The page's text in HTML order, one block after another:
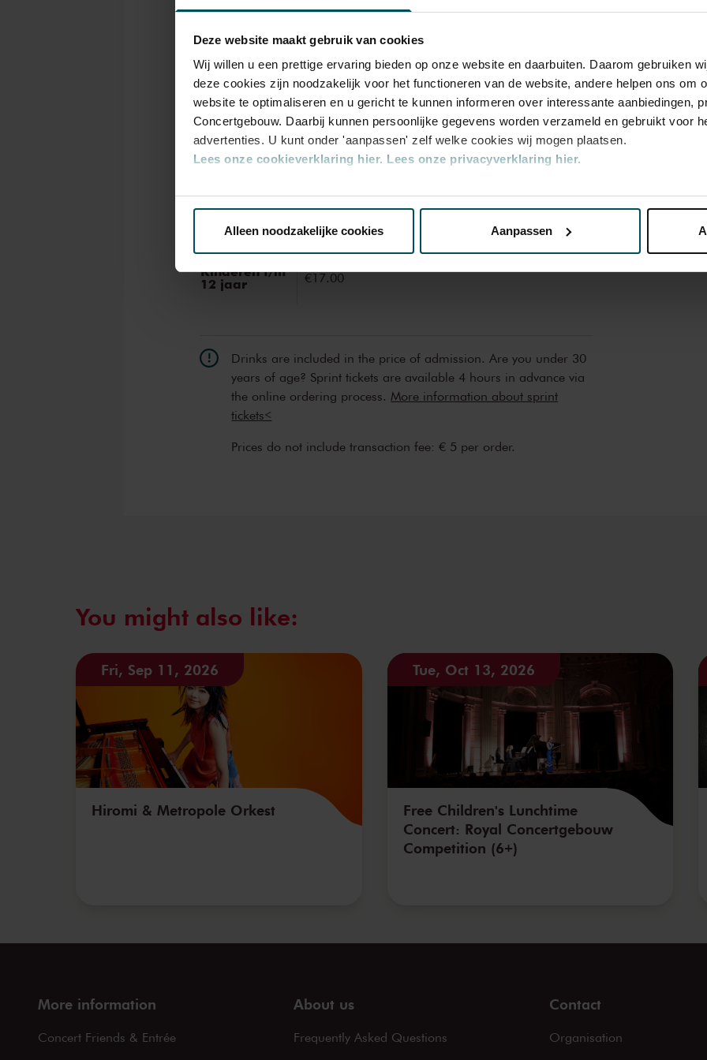
Deze website maakt gebruik van cookies
Wij willen u een prettige ervaring bieden op onze website en daarbuiten. Daarom gebruiken
deze cookies zijn noodzakelijk voor het functioneren van de website, andere helpen ons om
website te optimaliseren en u gericht te kunnen informeren over interessante aanbiedingen,
Concertgebouw. Daarbij kunnen persoonlijke gegevens worden verzameld en gebruikt voor
advertenties. U kunt onder 'aanpassen' zelf welke cookies wij mogen plaatsen.
Lees onze cookieverklaring hier. Lees onze privacyverklaring hier.
Via decookieverklaringop onze website kunt u uw toestemming op elk moment wijzigen of
We werken samen met32 derdendie uw gegevens kunnen ontvangen en verwerken.
Alleen noodzakelijke cookies Aanpassen
Tickets
Category
1
tot 30 jaar €16.00
Kinderen t/m
12 jaar €17.00
Drinks are included in the price of admission. Are you under 30
years of age? Sprint tickets are available 4 hours in advance via
the online ordering process. More information about sprint
tickets<
Prices do not include transaction fee: € 5 per order.
You might also like:
Fri, Sep 11, 2026
Hiromi & Metropole Orkest
Tue, Oct 13, 2026
Free Children's Lunchtime
Concert: Royal Concertgebouw
Competition (6+)
More information
Concert Friends & Entrée
About us
Frequently Asked Questions
Contact
Organisation